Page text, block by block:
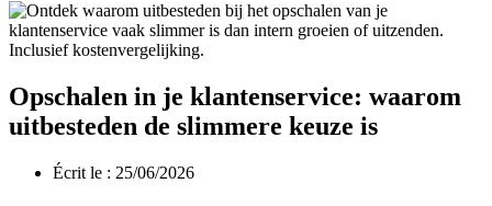
Opschalen in je klantenservice: waarom
uitbesteden de slimmere keuze is
Écrit le : 25/06/2026